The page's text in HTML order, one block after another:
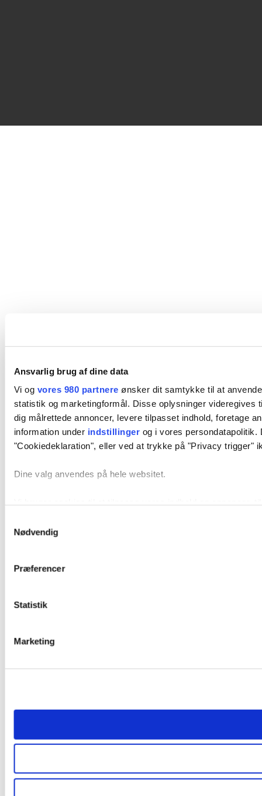
Ansvarlig brug af dine data
Vi og vores 980 partnere ønsker dit samtykke til at
statistik og marketingformål. Disse oplysninger videregives
dig målrettede annoncer, levere tilpasset indhold, foretage
information under indstillingerog i vores persondatapolitik.
"Cookiedeklaration", eller ved at trykke på "Privacy trigger"
Dine valg anvendes på hele websitet.
kan kombinere disse data med andre oplysninger, du har
Nødvendig
Præferencer
Statistik
Marketing